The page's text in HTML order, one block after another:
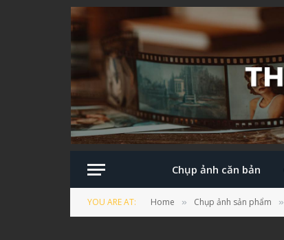
Chụp ảnh căn bản
YOU ARE AT: Home » Chụp ảnh sản phẩm »